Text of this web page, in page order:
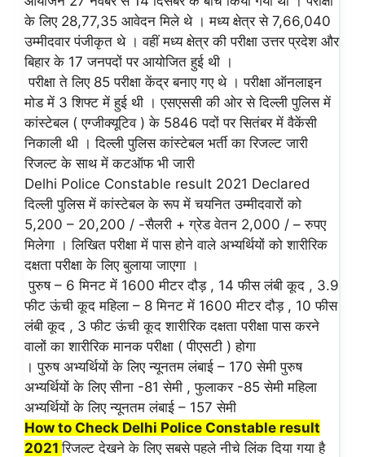
के लिए 28,77,35 आवेदन मिले थे । मध्य क्षेत्र से 7,66,040
उम्मीदवार पंजीकृत थे । वहीं मध्य क्षेत्र की परीक्षा उत्तर प्रदेश और
बिहार के 17 जनपदों पर आयोजित हुई थी ।
परीक्षा ते लिए 85 परीक्षा केंद्र बनाए गए थे । परीक्षा ऑनलाइन
मोड में 3 शिफ्ट में हुई थी । एसएससी की ओर से दिल्ली पुलिस में
कांस्टेबल ( एग्जीक्यूटिव ) के 5846 पदों पर सितंबर में वैकेंसी
निकाली थी । दिल्ली पुलिस कांस्टेबल भर्ती का रिजल्ट जारी
रिजल्ट के साथ में कटऑफ भी जारी
Delhi Police Constable result 2021 Declared
दिल्ली पुलिस में कांस्टेबल के रूप में चयनित उम्मीदवारों को
5,200 – 20,200 / -सैलरी + ग्रेड वेतन 2,000 / – रुपए
मिलेगा । लिखित परीक्षा में पास होने वाले अभ्यर्थियों को शारीरिक
दक्षता परीक्षा के लिए बुलाया जाएगा ।
पुरुष – 6 मिनट में 1600 मीटर दौड़ , 14 फीस लंबी कूद , 3.9
फीट ऊंची कूद महिला – 8 मिनट में 1600 मीटर दौड़ , 10 फीस
लंबी कूद , 3 फीट ऊंची कूद शारीरिक दक्षता परीक्षा पास करने
वालों का शारीरिक मानक परीक्षा ( पीएसटी ) होगा
। पुरुष अभ्यर्थियों के लिए न्यूनतम लंबाई – 170 सेमी पुरुष
अभ्यर्थियों के लिए सीना -81 सेमी , फुलाकर -85 सेमी महिला
अभ्यर्थियों के लिए न्यूनतम लंबाई – 157 सेमी
How to Check Delhi Police Constable result
2021रिजल्ट देखने के लिए सबसे पहले नीचे लिंक दिया गया है